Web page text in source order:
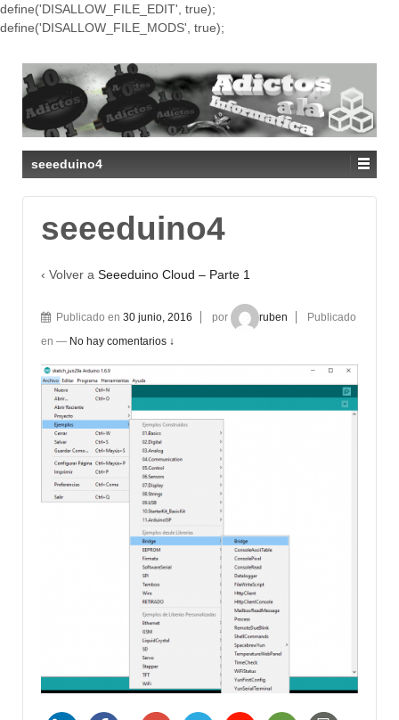
define('DISALLOW_FILE_EDIT', true);
define('DISALLOW_FILE_MODS', true);
seeeduino4
seeeduino4
‹ Volver a Seeeduino Cloud – Parte 1
Publicado en 30 junio, 2016 por ruben
Publicado
en — No hay comentarios ↓